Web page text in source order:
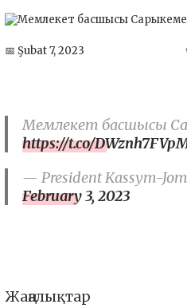
📅 Şubat 7, 2023
Мемлекет басшысы
https://t.co/
— President Kassym-
February 3, 2023
Жаңалықтар